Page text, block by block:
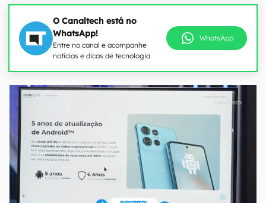
O Canaltech está no
WhatsApp!
Entre no canal e acompanhe
notícias e dicas de tecnologia
WhatsApp